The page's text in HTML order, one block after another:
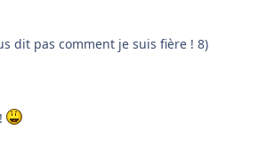
dit pas comment je suis fière ! 8)